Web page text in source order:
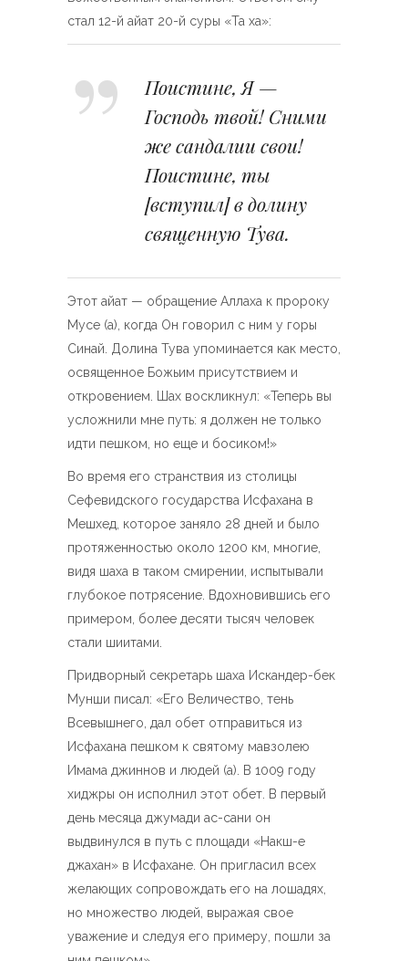
стал 12-й айат 20-й суры «Та ха»:
Поистине, Я —
Господь твой! Сними
же сандалии свои!
Поистине, ты
[вступил] в долину
священную Тува.
Этот айат — обращение Аллаха к пророку
Мусе (а), когда Он говорил с ним у горы
Синай. Долина Тува упоминается как место,
освященное Божьим присутствием и
откровением. Шах воскликнул: «Теперь вы
усложнили мне путь: я должен не только
идти пешком, но еще и босиком!»
Во время его странствия из столицы
Сефевидского государства Исфахана в
Мешхед, которое заняло 28 дней и было
протяженностью около 1200 км, многие,
видя шаха в таком смирении, испытывали
глубокое потрясение. Вдохновившись его
примером, более десяти тысяч человек
стали шиитами.
Придворный секретарь шаха Искандер-бек
Мунши писал: «Его Величество, тень
Всевышнего, дал обет отправиться из
Исфахана пешком к святому мавзолею
Имама джиннов и людей (а). В 1009 году
хиджры он исполнил этот обет. В первый
день месяца джумади ас-сани он
выдвинулся в путь с площади «Накш-е
джахан» в Исфахане. Он пригласил всех
желающих сопровождать его на лошадях,
но множество людей, выражая свое
уважение и следуя его примеру, пошли за